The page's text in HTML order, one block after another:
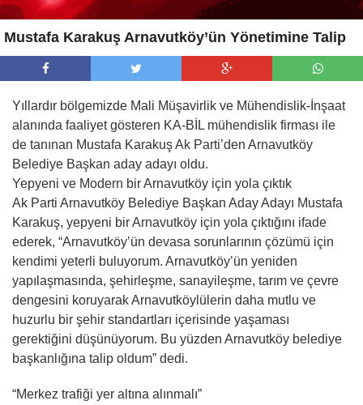
Mustafa Karakuş Arnavutköy’ün Yönetimine Talip
Yıllardır bölgemizde Mali Müşavirlik ve Mühendislik-İnşaat
alanında faaliyet gösteren KA-BİL mühendislik firması ile
de tanınan Mustafa Karakuş Ak Parti’den Arnavutköy
Belediye Başkan aday adayı oldu.
Yepyeni ve Modern bir Arnavutköy için yola çıktık
Ak Parti Arnavutköy Belediye Başkan Aday Adayı Mustafa
Karakuş, yepyeni bir Arnavutköy için yola çıktığını ifade
ederek, “Arnavutköy’ün devasa sorunlarının çözümü için
kendimi yeterli buluyorum. Arnavutköy’ün yeniden
yapılaşmasında, şehirleşme, sanayileşme, tarım ve çevre
dengesini koruyarak Arnavutköylülerin daha mutlu ve
huzurlu bir şehir standartları içerisinde yaşaması
gerektiğini düşünüyorum. Bu yüzden Arnavutköy belediye
başkanlığına talip oldum” dedi.
“Merkez trafiği yer altına alınmalı”